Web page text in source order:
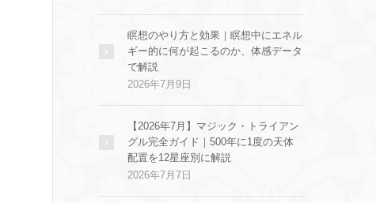
瞑想のやり方と効果｜瞑想中にエネル
ギー的に何が起こるのか、体感データ
で解説
2026年7月9日
【2026年7月】マジック・トライアン
グル完全ガイド｜500年に1度の天体
配置を12星座別に解説
2026年7月7日